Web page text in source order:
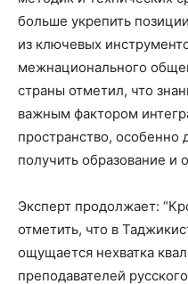
больше укрепить
из ключевых
межнационального
страны отметил, что
важным фактором
пространство,
получить образование и
Эксперт продолжает:
отметить, что в
ощущается нехватка
преподавателей